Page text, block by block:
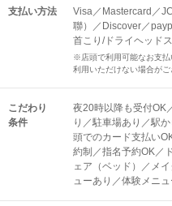
支払い方法
Visa／Mastercard／
聯）／Discover／
首こり/ドライヘッド
※店頭で利用可能なお支払
利用いただけない場合がご
こだわり
条件
夜20時以降も受付OK
り／駐車場あり／駅
頭でのカード支払い
約制／指名予約OK／
ェア（ベッド）／メ
ューあり／体験メニュ